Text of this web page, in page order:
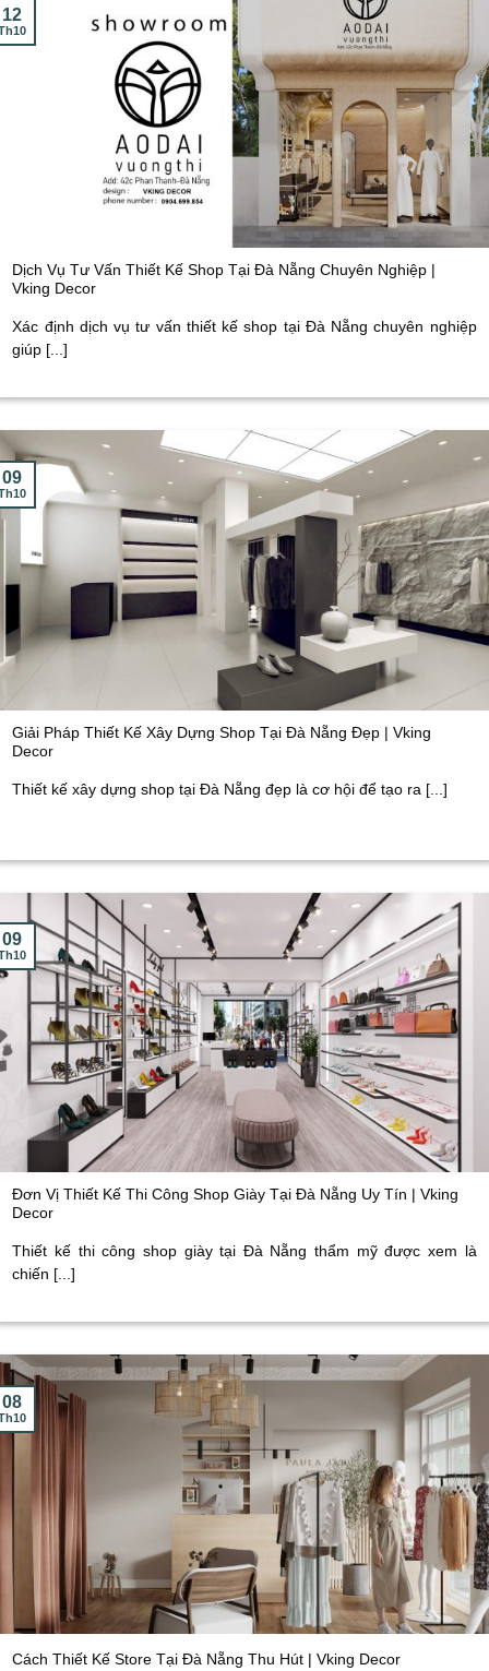
Dịch Vụ Tư Vấn Thiết Kế Shop Tại Đà Nẵng Chuyên Nghiệp |
Vking Decor
Xác định dịch vụ tư vấn thiết kế shop tại Đà Nẵng chuyên nghiệp
giúp [...]
12
Giải Pháp Thiết Kế Xây Dựng Shop Tại Đà Nẵng Đẹp | Vking
Decor
Thiết kế xây dựng shop tại Đà Nẵng đẹp là cơ hội để tạo ra [...]
09
Đơn Vị Thiết Kế Thi Công Shop Giày Tại Đà Nẵng Uy Tín | Vking
Decor
Thiết kế thi công shop giày tại Đà Nẵng thẩm mỹ được xem là
chiến [...]
09
Cách Thiết Kế Store Tại Đà Nẵng Thu Hút | Vking Decor
08